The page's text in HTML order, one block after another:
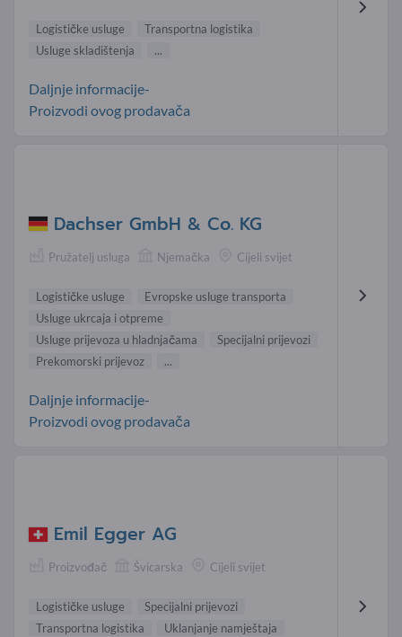
Logističke usluge
Transportna logistika
Usluge skladištenja
...
Daljnje informacije-
Proizvodi ovog prodavača
Dachser GmbH & Co. KG
Pružatelj usluga Njemačka Cijeli svijet
Logističke usluge
Evropske usluge transporta
Usluge ukrcaja i otpreme
Usluge prijevoza u hladnjačama
Specijalni prijevozi
Prekomorski prijevoz
...
Daljnje informacije-
Proizvodi ovog prodavača
Emil Egger AG
Proizvođač Švicarska Cijeli svijet
Logističke usluge
Specijalni prijevozi
Transportna logistika
Uklanjanje namještaja